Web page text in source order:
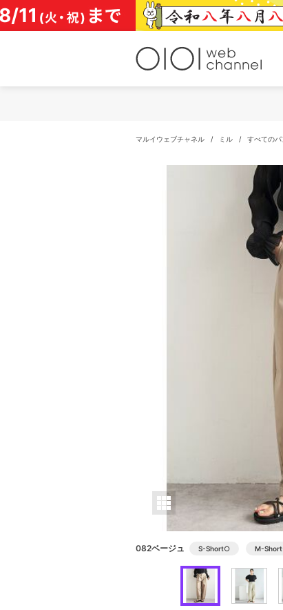
コ
ン
テ
マルイウェブチャネル / ミル / すべてのパ
082ベージュ S-Short○ M-Short